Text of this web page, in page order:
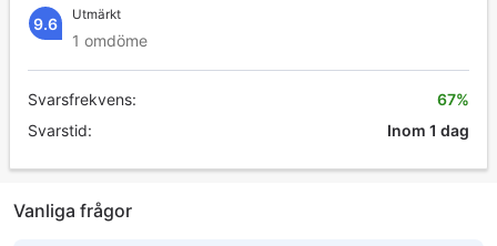
9.6 Utmärkt
1 omdöme
Svarsfrekvens:
Svarstid:
67%
Inom 1 dag
Vanliga frågor